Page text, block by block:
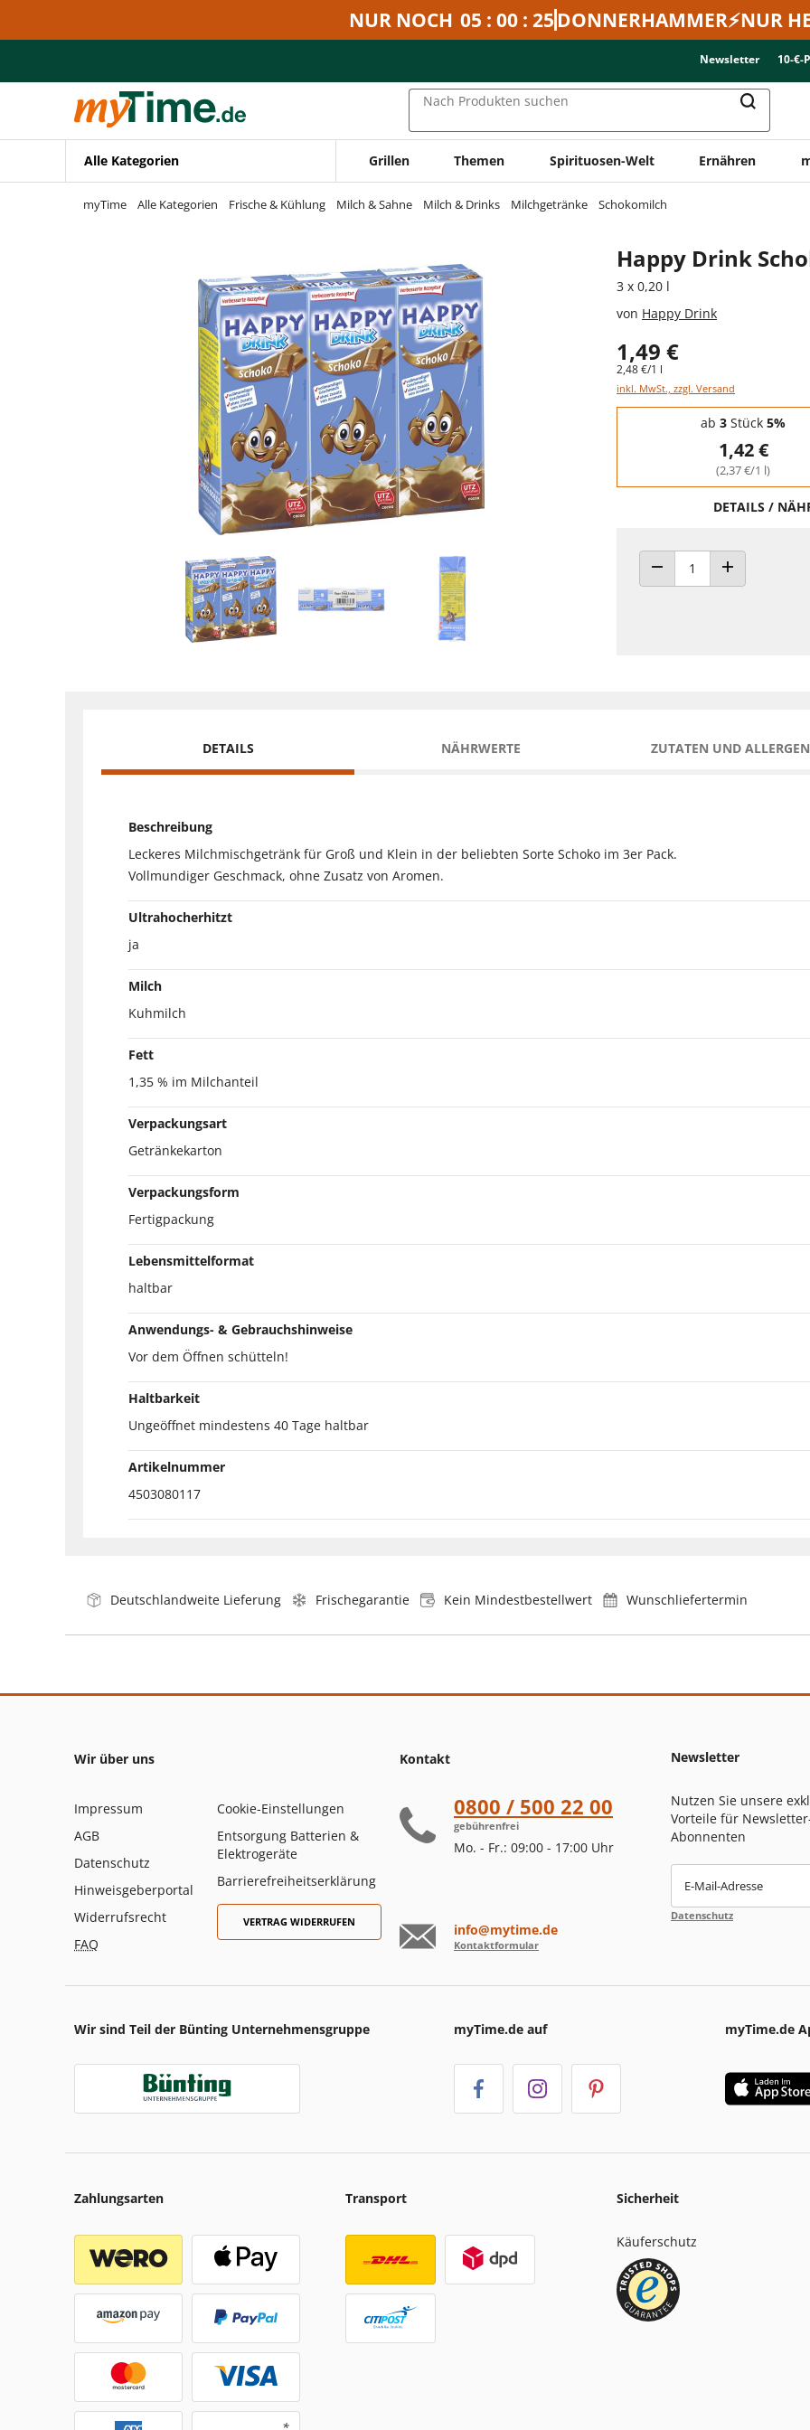
Zur Navigation springen
NUR NOCH 05 : 00 : 25DONNERHAMMER⚡NUR
Newsletter 10-€-
Nach Produkten suchen
Alle Kategorien Grillen Themen Spirituosen-Welt Ernähren
myTime Alle Kategorien Frische & Kühlung Milch & Sahne Milch & Drinks Milchgetränke Schokomilch
Happy Drink
3 x 0,20 l
von Happy Drink
1,49 €
2,48 €/1 l
inkl. MwSt., zzgl. Versand
Staffelpreise - Mengenrabatt
ab 3 Stück 5%
1,42 €
(2,37 €/1 l)
DETAILS /
ANZAHL VERRINGERN
ANZAHL
DETAILS NÄHRWERTE ZUTATEN UND
Beschreibung
Leckeres Milchmischgetränk für Groß und Klein in der beliebten Sorte Schoko im 3er Pack.
Vollmundiger Geschmack, ohne Zusatz von Aromen.
Ultrahocherhitzt
ja
Milch
Kuhmilch
Fett
1,35 % im Milchanteil
Verpackungsart
Getränkekarton
Verpackungsform
Fertigpackung
Lebensmittelformat
haltbar
Anwendungs- & Gebrauchshinweise
Vor dem Öffnen schütteln!
Haltbarkeit
Ungeöffnet mindestens 40 Tage haltbar
Artikelnummer
4503080117
Deutschlandweite Lieferung Frischegarantie Kein Mindestbestellwert Wunschliefertermin
Wir über uns
Impressum
AGB
Datenschutz
Hinweisgeberportal
Widerrufsrecht
FAQ
Cookie-Einstellungen
Entsorgung Batterien &
Elektrogeräte
Barrierefreiheitserklärung
VERTRAG WIDERRUFEN
Kontakt
0800 / 500 22 00
gebührenfrei
Mo. - Fr.: 09:00 - 17:00 Uhr
info@mytime.de
Kontaktformular
Newsletter
Nutzen Sie unsere
Vorteile für
Abonnenten
E-Mail-Adresse
Datenschutz
Wir sind Teil der Bünting Unternehmensgruppe myTime.de auf myTime.de
Zahlungsarten Transport Sicherheit
Käuferschutz